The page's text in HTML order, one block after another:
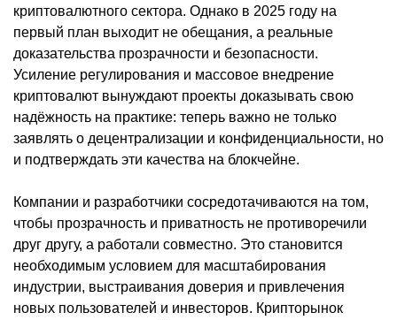
криптовалютного сектора. Однако в 2025 году на
первый план выходит не обещания, а реальные
доказательства прозрачности и безопасности.
Усиление регулирования и массовое внедрение
криптовалют вынуждают проекты доказывать свою
надёжность на практике: теперь важно не только
заявлять о децентрализации и конфиденциальности, но
и подтверждать эти качества на блокчейне.
Компании и разработчики сосредотачиваются на том,
чтобы прозрачность и приватность не противоречили
друг другу, а работали совместно. Это становится
необходимым условием для масштабирования
индустрии, выстраивания доверия и привлечения
новых пользователей и инвесторов. Крипторынок